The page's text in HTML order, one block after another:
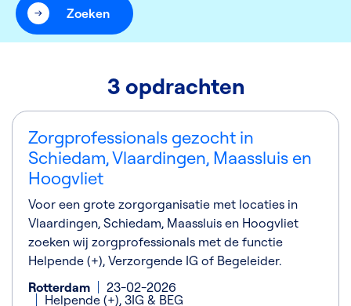
Zoeken
3 opdrachten
Zorgprofessionals gezocht in
Schiedam, Vlaardingen, Maassluis en
Hoogvliet
Voor een grote zorgorganisatie met locaties in
Vlaardingen, Schiedam, Maassluis en Hoogvliet
zoeken wij zorgprofessionals met de functie
Helpende (+), Verzorgende IG of Begeleider.
Rotterdam
23-02-2026
Helpende (+), 3IG & BEG